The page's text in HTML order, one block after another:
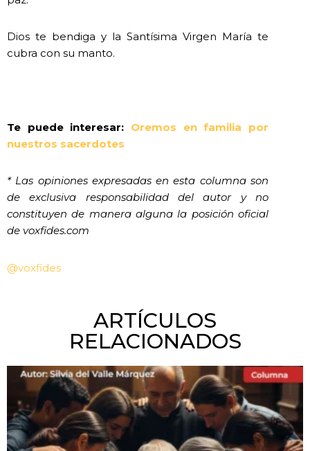
Dios te bendiga y la Santísima Virgen María te
cubra con su manto.
Te puede interesar: Oremos en familia por
nuestros sacerdotes
* Las opiniones expresadas en esta columna son
de exclusiva responsabilidad del autor y no
constituyen de manera alguna la posición oficial
de voxfides.com
@voxfides
ARTÍCULOS
RELACIONADOS